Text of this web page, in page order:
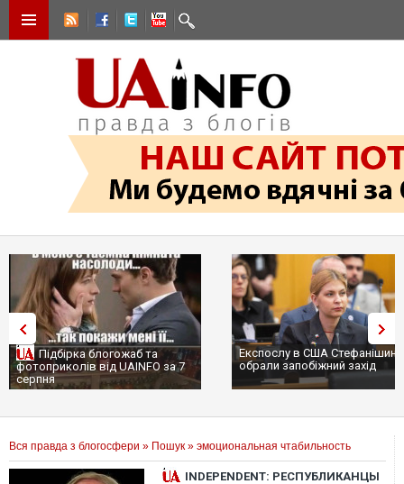
Підбірка блогожаб та
фотоприколів від UAINFO за 7
серпня
Експослу в США
обрали запобіжний захід
Вся правда з блогосфери » Пошук » эмоциональная чтабильность
INDEPENDENT: РЕСПУБЛИКАНЦЫ